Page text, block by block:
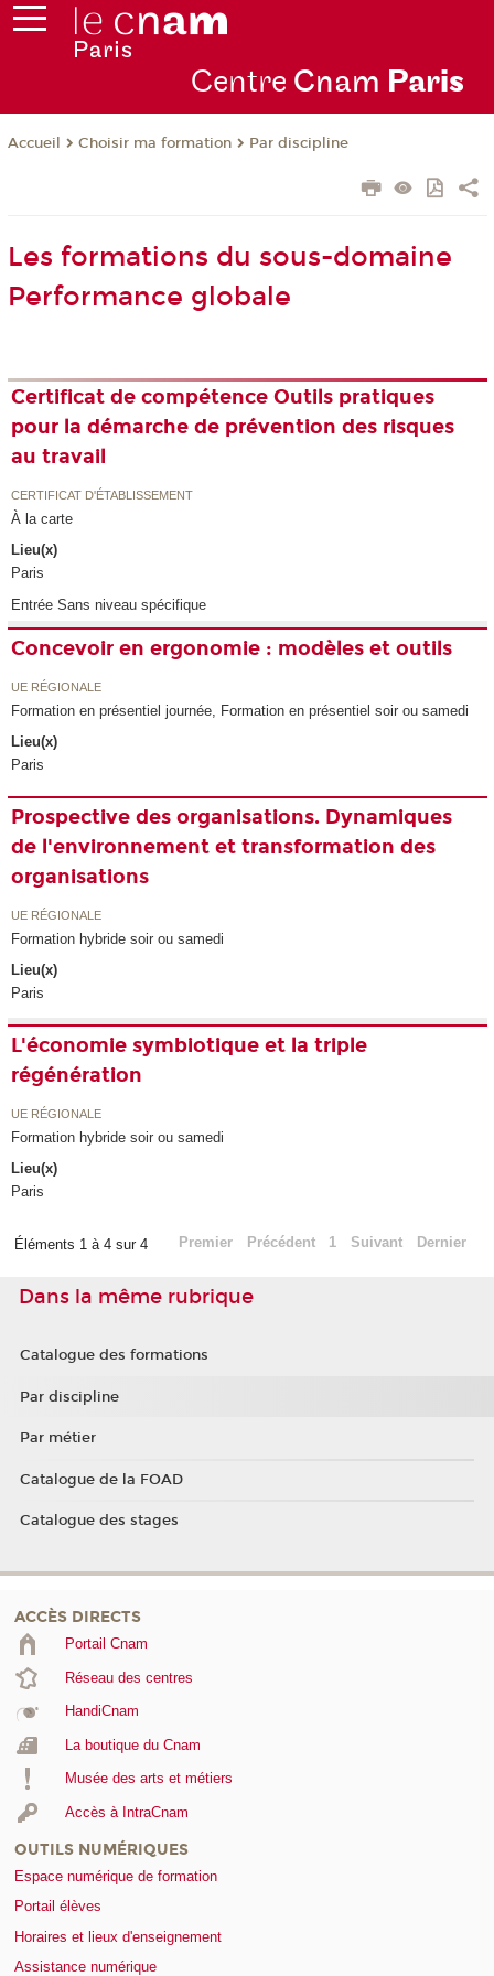
Centre Cnam Paris
Accueil Choisir ma formation Par discipline
Les formations du sous-domaine
Performance globale
Certificat de compétence Outils pratiques
pour la démarche de prévention des risques
au travail
CERTIFICAT D'ÉTABLISSEMENT
À la carte
Lieu(x)
Paris
Entrée Sans niveau spécifique
Concevoir en ergonomie : modèles et outils
UE RÉGIONALE
Formation en présentiel journée, Formation en présentiel soir ou samedi
Lieu(x)
Paris
Prospective des organisations. Dynamiques
de l'environnement et transformation des
organisations
UE RÉGIONALE
Formation hybride soir ou samedi
Lieu(x)
Paris
L'économie symbiotique et la triple
régénération
UE RÉGIONALE
Formation hybride soir ou samedi
Lieu(x)
Paris
Éléments 1 à 4 sur 4 Premier Précédent 1 Suivant Dernier
Dans la même rubrique
Catalogue des formations
Par discipline
Par métier
Catalogue de la FOAD
Catalogue des stages
ACCÈS DIRECTS
Portail Cnam
Réseau des centres
HandiCnam
La boutique du Cnam
Musée des arts et métiers
Accès à IntraCnam
OUTILS NUMÉRIQUES
Espace numérique de formation
Portail élèves
Horaires et lieux d'enseignement
Assistance numérique